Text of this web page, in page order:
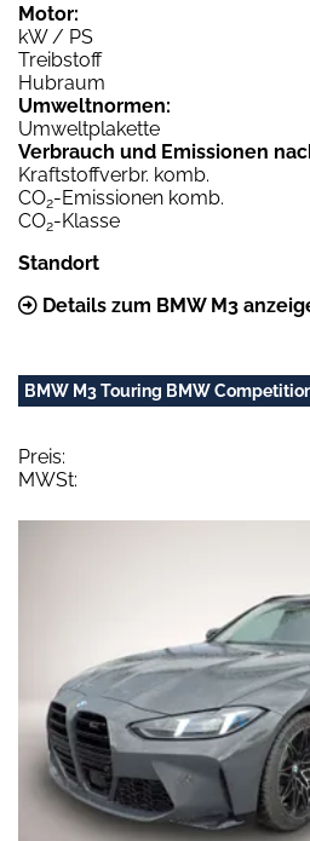
Motor:
kW / PS
Treibstoff
Hubraum
Umweltnormen:
Umweltplakette
Verbrauch und Emissionen
Kraftstoffverbr. komb.
CO2-Emissionen komb.
CO2-Klasse
Standort
Details zum BMW M3
BMW M3 Touring BMW
Preis:
MWSt: